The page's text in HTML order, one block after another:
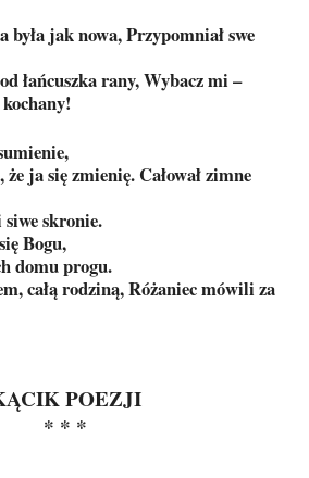
jak nowa, Przypomniał swe
łańcuszka rany, Wybacz mi –
ja się zmienię. Całował zimne
skronie.
Bogu,
domu progu.
całą rodziną, Różaniec mówili za
POEZJI
* * *